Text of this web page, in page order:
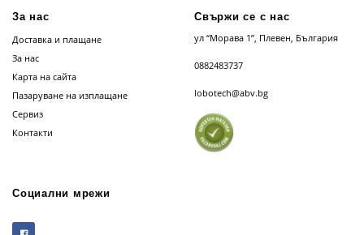
За нас
Доставка и плащане
За нас
Карта на сайта
Пазаруване на изплащане
Сервиз
Контакти
Свържи се с нас
ул “Морава 1”, Плевен, България
0882483737
lobotech@abv.bg
Социални мрежи